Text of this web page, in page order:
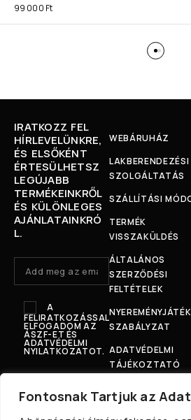
Fontosnak Tartjuk az
99 000 Ft
IRATKOZZ FEL
HÍRLEVELÜNKRE,
ÉS ELSŐKÉNT
ÉRTESÜLHETSZ
LEGÚJABB
TERMÉKEINKRŐL
ÉS KÜLÖNLEGES
AJÁNLATAINKRÓ
L.
A
FELIRATKOZÁSSAL
ELFOGADOM AZ
ÁSZF-ET ÉS
ADATVÉDELMI
NYILATKOZATOT.
WEBÁRUHÁZ
LAKBERENDEZÉSI
SZOLGÁLTATÁS
SZÁLLÍTÁSI
TERMÉK
VISSZAKÜLDÉS
ÁLTALÁNOS
SZERZŐDÉSI
FELTÉTELEK
NYEREMÉNYJÁTÉK
SZABÁLYZAT
ADATVÉDELMI
TÁJÉKOZTATÓ